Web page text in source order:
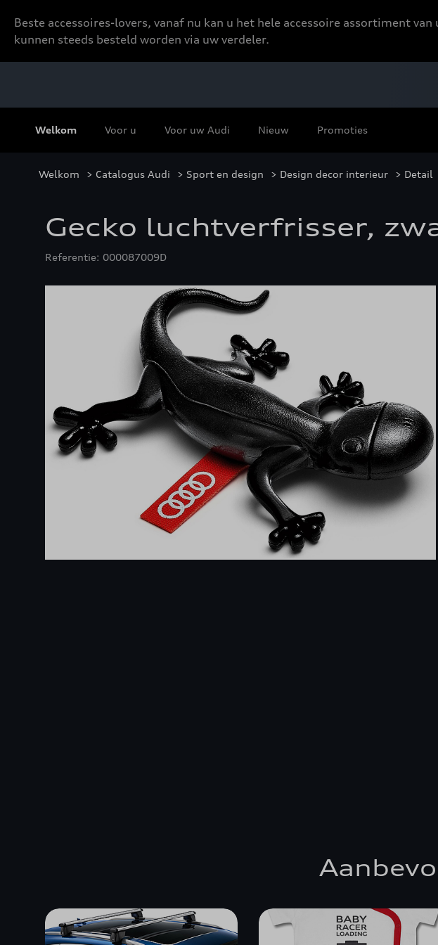
Beste accessoires-lovers, vanaf nu kan u het hele accessoire assortiment
kunnen steeds besteld worden via uw verdeler.
Welkom Voor u Voor uw Audi Nieuw Promoties
Welkom > Catalogus Audi > Sport en design > Design decor interieur > Detail
Gecko luchtverfrisser,
Referentie: 000087009D